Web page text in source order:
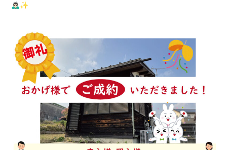
🙇🏻‍♂️✨